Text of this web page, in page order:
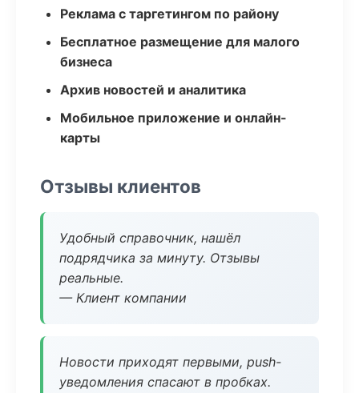
Реклама с таргетингом по району
Бесплатное размещение для малого
бизнеса
Архив новостей и аналитика
Мобильное приложение и онлайн-
карты
Отзывы клиентов
Удобный справочник, нашёл
подрядчика за минуту. Отзывы
реальные.
— Клиент компании
Новости приходят первыми, push-
уведомления спасают в пробках.